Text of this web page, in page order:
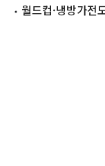
월드컵·냉방가